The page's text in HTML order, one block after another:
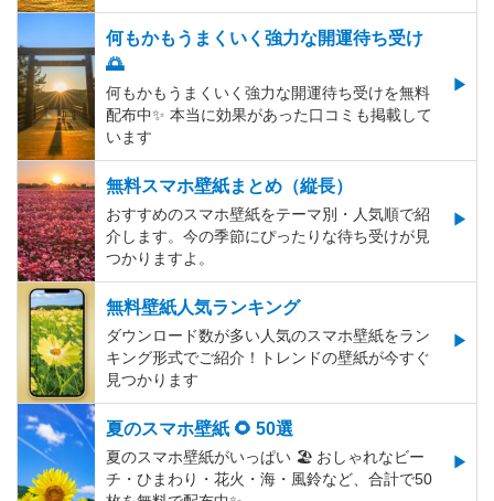
何もかもうまくいく強力な開運待ち受け
🌅
何もかもうまくいく強力な開運待ち受けを無料
配布中✨️ 本当に効果があった口コミも掲載して
います
無料スマホ壁紙まとめ（縦長）
おすすめのスマホ壁紙をテーマ別・人気順で紹
介します。今の季節にぴったりな待ち受けが見
つかりますよ。
無料壁紙人気ランキング
ダウンロード数が多い人気のスマホ壁紙をラン
キング形式でご紹介！トレンドの壁紙が今すぐ
見つかります
夏のスマホ壁紙 🌻 50選
夏のスマホ壁紙がいっぱい 🏖 おしゃれなビー
チ・ひまわり・花火・海・風鈴など、合計で50